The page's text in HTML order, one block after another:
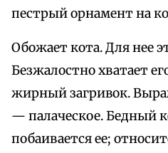
пестрый орнамент на
Обожает кота. Для нее
Безжалостно хватает
жирный загривок.
— палаческое. Бедный
побаивается ее;